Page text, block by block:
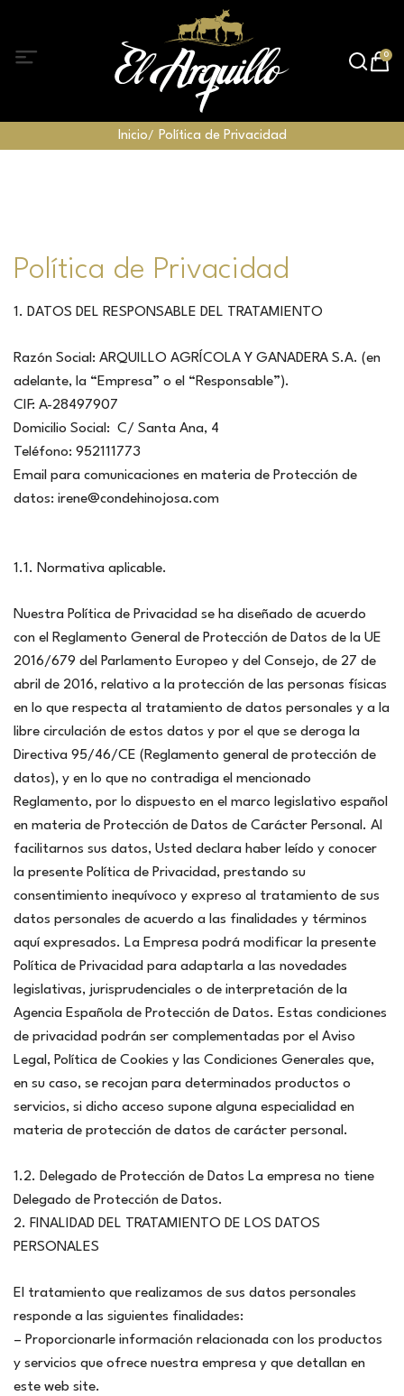
0
Inicio Política de Privacidad
Política de Privacidad
1. DATOS DEL RESPONSABLE DEL TRATAMIENTO
Razón Social: ARQUILLO AGRÍCOLA Y GANADERA S.A. (en
adelante, la “Empresa” o el “Responsable”).
CIF: A-28497907
Domicilio Social: C/ Santa Ana, 4
Teléfono: 952111773
Email para comunicaciones en materia de Protección de
datos: irene@condehinojosa.com
1.1. Normativa aplicable.
Nuestra Política de Privacidad se ha diseñado de acuerdo
con el Reglamento General de Protección de Datos de la UE
2016/679 del Parlamento Europeo y del Consejo, de 27 de
abril de 2016, relativo a la protección de las personas físicas
en lo que respecta al tratamiento de datos personales y a la
libre circulación de estos datos y por el que se deroga la
Directiva 95/46/CE (Reglamento general de protección de
datos), y en lo que no contradiga el mencionado
Reglamento, por lo dispuesto en el marco legislativo español
en materia de Protección de Datos de Carácter Personal. Al
facilitarnos sus datos, Usted declara haber leído y conocer
la presente Política de Privacidad, prestando su
consentimiento inequívoco y expreso al tratamiento de sus
datos personales de acuerdo a las finalidades y términos
aquí expresados. La Empresa podrá modificar la presente
Política de Privacidad para adaptarla a las novedades
legislativas, jurisprudenciales o de interpretación de la
Agencia Española de Protección de Datos. Estas condiciones
de privacidad podrán ser complementadas por el Aviso
Legal, Política de Cookies y las Condiciones Generales que,
en su caso, se recojan para determinados productos o
servicios, si dicho acceso supone alguna especialidad en
materia de protección de datos de carácter personal.
1.2. Delegado de Protección de Datos La empresa no tiene
Delegado de Protección de Datos.
2. FINALIDAD DEL TRATAMIENTO DE LOS DATOS
PERSONALES
El tratamiento que realizamos de sus datos personales
responde a las siguientes finalidades:
– Proporcionarle información relacionada con los productos
y servicios que ofrece nuestra empresa y que detallan en
este web site.